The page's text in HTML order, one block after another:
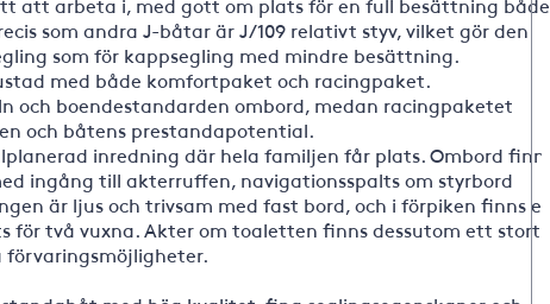
som andra J-båtar är J/109 relativt styv, vilket gör den
som för kappsegling med mindre besättning.
med både komfortpaket och racingpaket.
och boendestandarden ombord, medan racingpaketet
och båtens prestandapotential.
inredning där hela familjen får plats. Ombord finns
ingång till akterruffen, navigationsspalts om styrbord
är ljus och trivsam med fast bord, och i förpiken finns en
för två vuxna. Akter om toaletten finns dessutom ett stort
förvaringsmöjligheter.